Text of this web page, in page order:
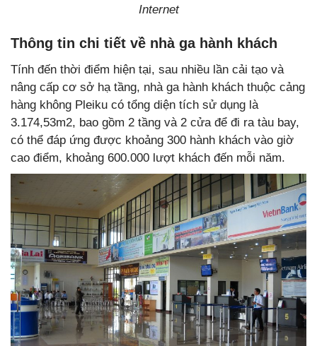
Internet
Thông tin chi tiết về nhà ga hành khách
Tính đến thời điểm hiện tại, sau nhiều lần cải tạo và
nâng cấp cơ sở hạ tầng, nhà ga hành khách thuộc cảng
hàng không Pleiku có tổng diện tích sử dụng là
3.174,53m2, bao gồm 2 tầng và 2 cửa để đi ra tàu bay,
có thể đáp ứng được khoảng 300 hành khách vào giờ
cao điểm, khoảng 600.000 lượt khách đến mỗi năm.